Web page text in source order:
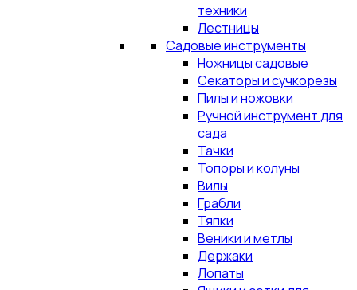
техники
Лестницы
Садовые инструменты
Ножницы садовые
Секаторы и сучкорезы
Пилы и ножовки
Ручной инструмент для
сада
Тачки
Топоры и колуны
Вилы
Грабли
Тяпки
Веники и метлы
Держаки
Лопаты